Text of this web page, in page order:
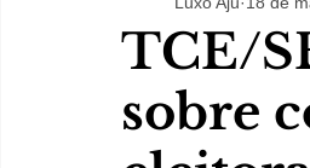
TCE/
sobre